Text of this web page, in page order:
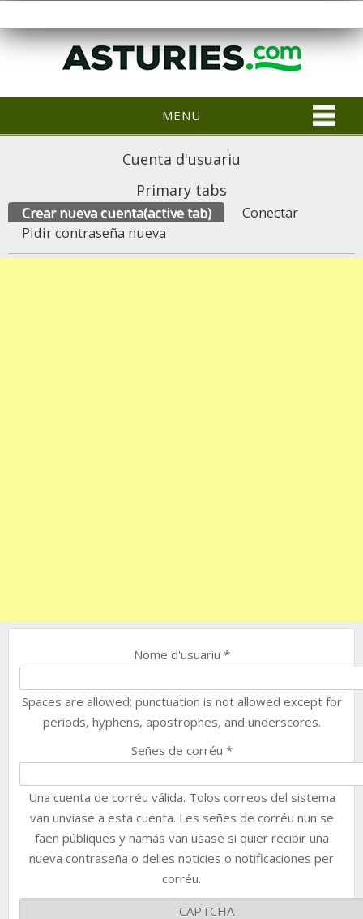
MENU
Cuenta d'usuariu
Primary tabs
Crear nueva cuenta(active tab)
Conectar
Pidir contraseña nueva
Nome d'usuariu *
Spaces are allowed; punctuation is not allowed except for
periods, hyphens, apostrophes, and underscores.
Señes de corréu *
Una cuenta de corréu válida. Tolos correos del sistema
van unviase a esta cuenta. Les señes de corréu nun se
faen públiques y namás van usase si quier recibir una
nueva contraseña o delles noticies o notificaciones per
corréu.
CAPTCHA